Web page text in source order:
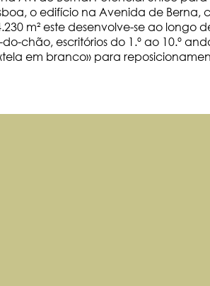
o edifício na Avenida de
m² este desenvolve-se ao
do-chão, escritórios do 1.º ao 10.º
em branco» para